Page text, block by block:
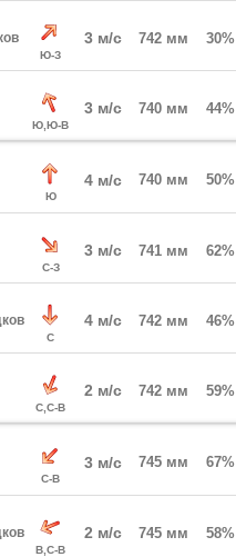
Ю-З
3 м/с 742 мм 30%
Ю,Ю-В
3 м/с 740 мм 44%
Ю
4 м/с 740 мм 50%
С-З
3 м/с 741 мм 62%
С
4 м/с 742 мм 46%
С,С-В
2 м/с 742 мм 59%
С-В
3 м/с 745 мм 67%
В,С-В
2 м/с 745 мм 58%